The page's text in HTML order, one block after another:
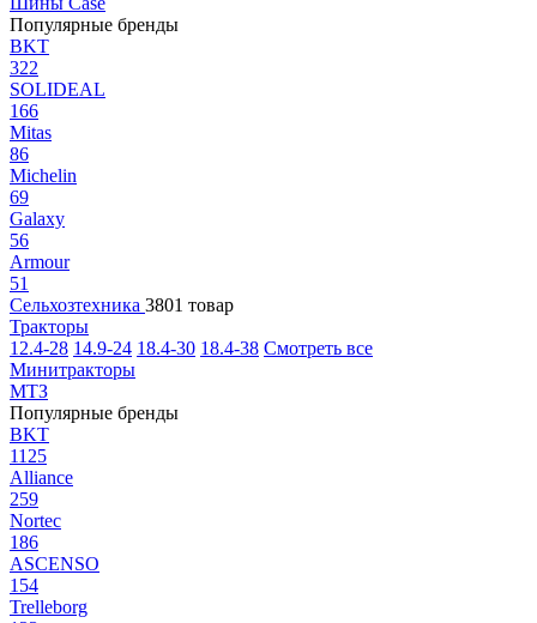
Популярные бренды
BKT
322
SOLIDEAL
166
Mitas
86
Michelin
69
Galaxy
56
Armour
51
Сельхозтехника 3801 товар
Тракторы
12.4-28 14.9-24 18.4-30 18.4-38 Смотреть все
Минитракторы
МТЗ
Популярные бренды
BKT
1125
Alliance
259
Nortec
186
ASCENSO
154
Trelleborg